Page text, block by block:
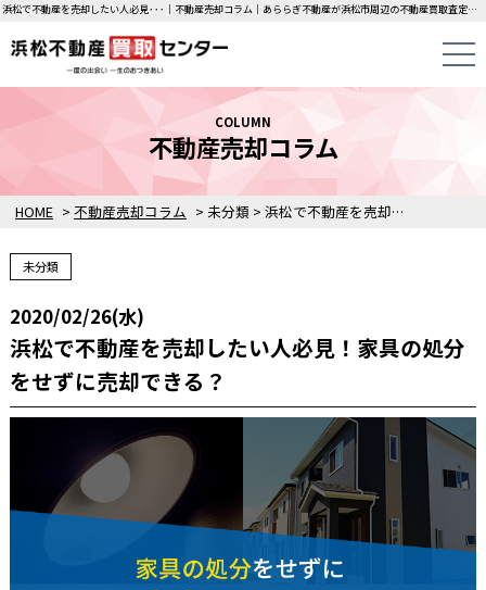
浜松で不動産を売却したい人必見･･･｜不動産売却コラム｜あららぎ不動産が浜松市周辺の不動産買取査定価格をご案内します。
HOME > 不動産売却コラム > 未分類 > 浜松で不動産を売却したい人必見！家具の処分をせずに売却できる？
COLUMN
不動産売却コラム
未分類
2020/02/26(水)
浜松で不動産を売却したい人必見！家具の処分
をせずに売却できる？